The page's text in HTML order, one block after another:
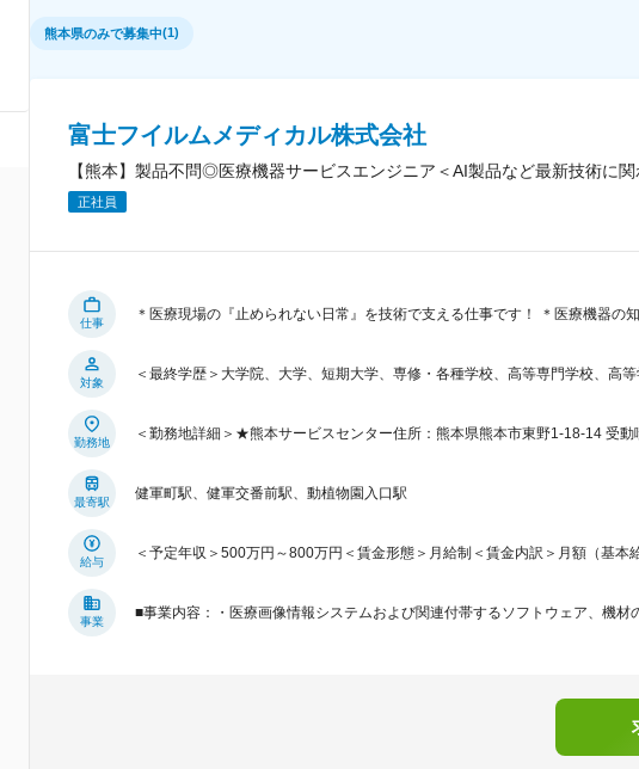
熊本県のみで募集中(1)
富士フイルムメディカル株式会社
【熊本】製品不問◎医療機器サービスエンジニア＜AI製品など最新技術に
正社員
仕事
＊医療現場の『止められない日常』を技術で支える仕事です！ ＊医療機器
対象
＜最終学歴＞大学院、大学、短期大学、専修・各種学校、高等専門学校、高
勤務地
＜勤務地詳細＞★熊本サービスセンター住所：熊本県熊本市東野1-18-14 受動
最寄駅
健軍町駅、健軍交番前駅、動植物園入口駅
給与
＜予定年収＞500万円～800万円＜賃金形態＞月給制＜賃金内訳＞月額（基本
事業
■事業内容：・医療画像情報システムおよび関連付帯するソフトウェア、機材